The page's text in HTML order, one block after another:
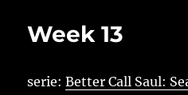
Week 13
serie:Better Call Saul: